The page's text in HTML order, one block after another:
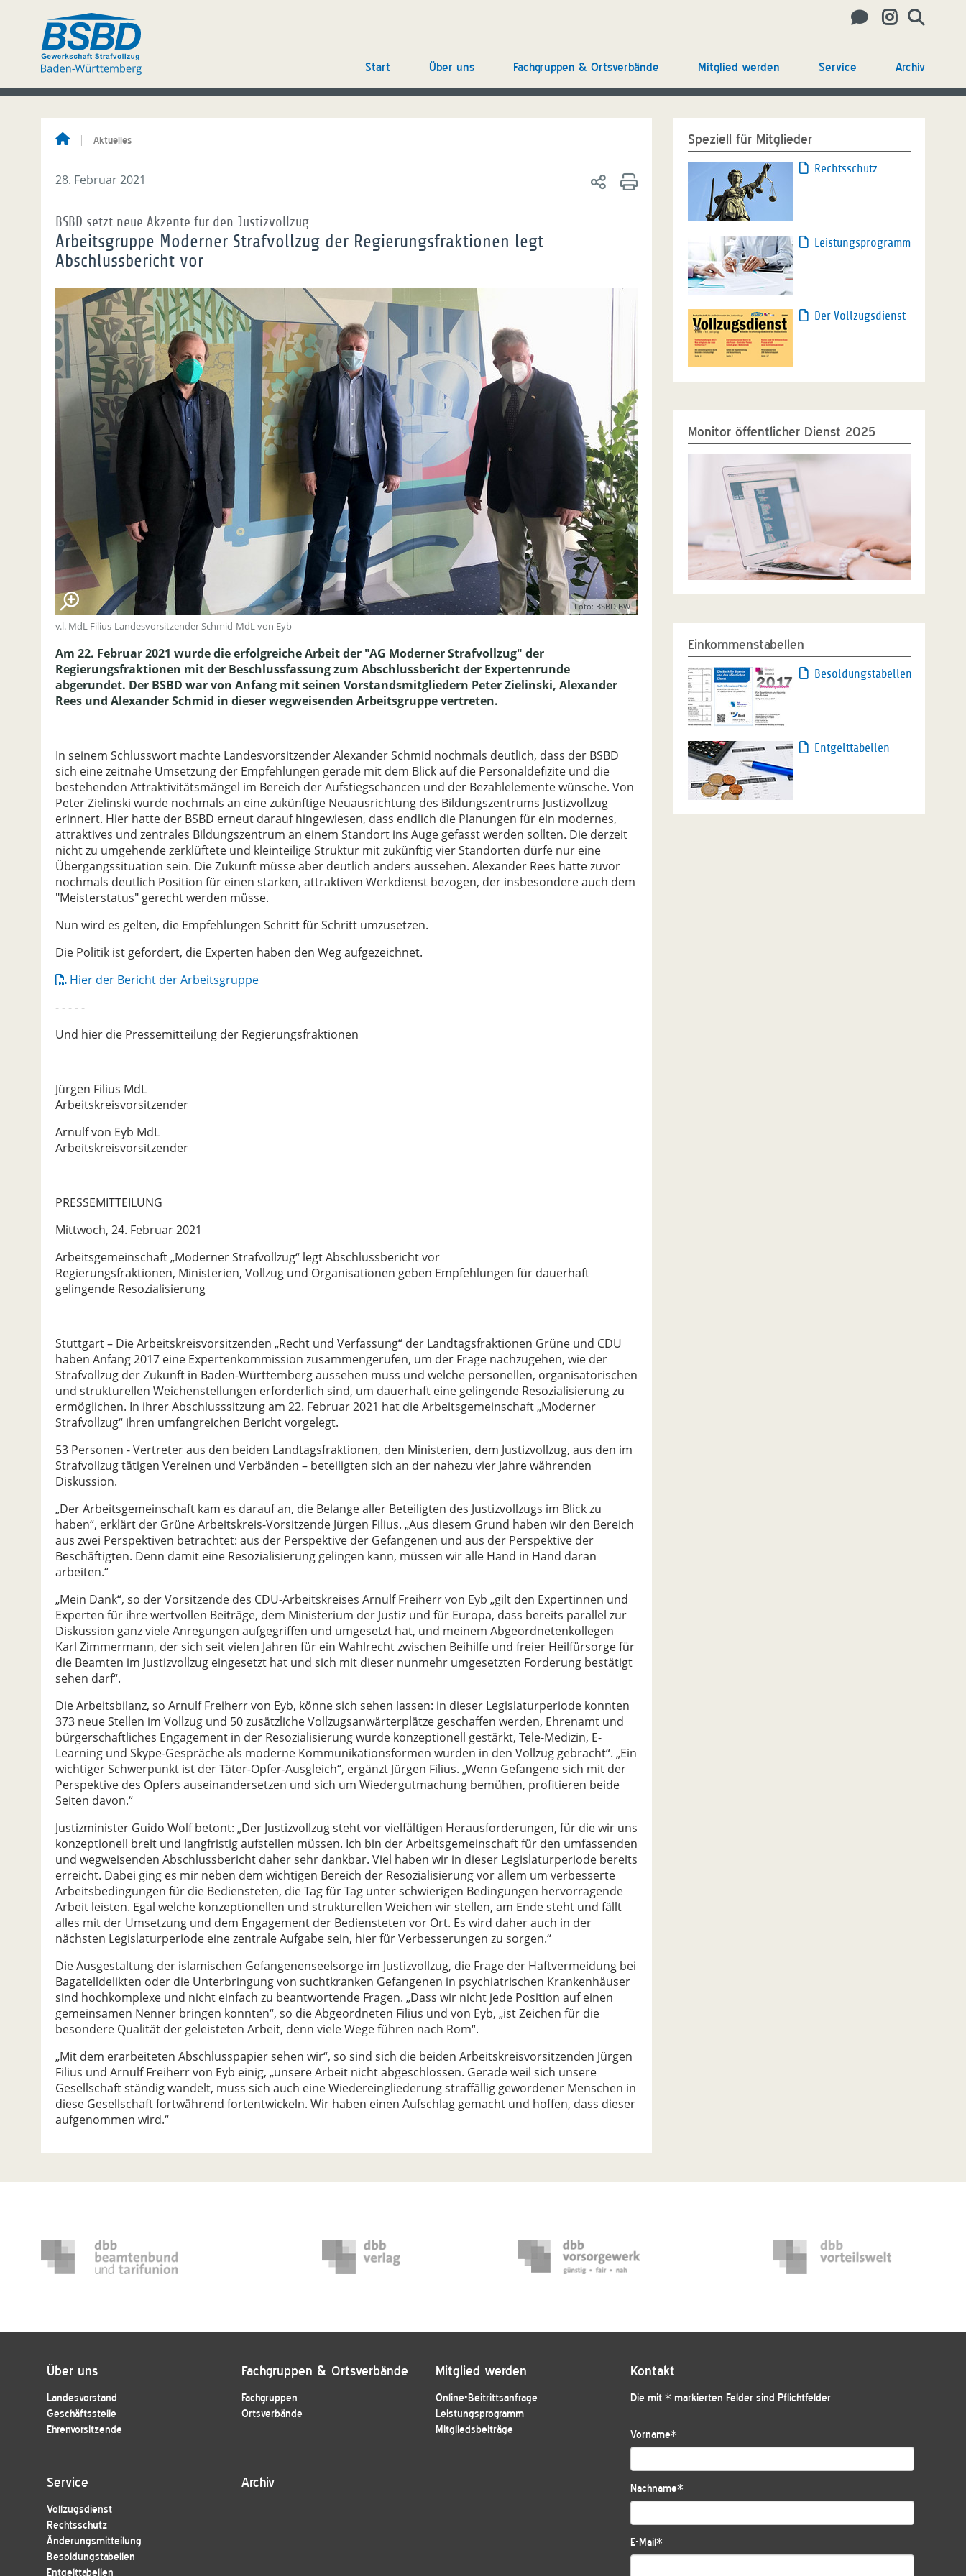
Start Über uns Fachgruppen & Ortsverbände Mitglied werden Service Archiv
Aktuelles
28. Februar 2021
BSBD setzt neue Akzente für den Justizvollzug
Arbeitsgruppe Moderner Strafvollzug der Regierungsfraktionen legt
Abschlussbericht vor
Foto: BSBD BW
v.l. MdL Filius-Landesvorsitzender Schmid-MdL von Eyb
Am 22. Februar 2021 wurde die erfolgreiche Arbeit der "AG Moderner Strafvollzug" der
Regierungsfraktionen mit der Beschlussfassung zum Abschlussbericht der Expertenrunde
abgerundet. Der BSBD war von Anfang mit seinen Vorstandsmitgliedern Peter Zielinski, Alexander
Rees und Alexander Schmid in dieser wegweisenden Arbeitsgruppe vertreten.
In seinem Schlusswort machte Landesvorsitzender Alexander Schmid nochmals deutlich, dass der BSBD
sich eine zeitnahe Umsetzung der Empfehlungen gerade mit dem Blick auf die Personaldefizite und die
bestehenden Attraktivitätsmängel im Bereich der Aufstiegschancen und der Bezahlelemente wünsche. Von
Peter Zielinski wurde nochmals an eine zukünftige Neuausrichtung des Bildungszentrums Justizvollzug
erinnert. Hier hatte der BSBD erneut darauf hingewiesen, dass endlich die Planungen für ein modernes,
attraktives und zentrales Bildungszentrum an einem Standort ins Auge gefasst werden sollten. Die derzeit
nicht zu umgehende zerklüftete und kleinteilige Struktur mit zukünftig vier Standorten dürfe nur eine
Übergangssituation sein. Die Zukunft müsse aber deutlich anders aussehen. Alexander Rees hatte zuvor
nochmals deutlich Position für einen starken, attraktiven Werkdienst bezogen, der insbesondere auch dem
"Meisterstatus" gerecht werden müsse.
Nun wird es gelten, die Empfehlungen Schritt für Schritt umzusetzen.
Die Politik ist gefordert, die Experten haben den Weg aufgezeichnet.
Hier der Bericht der Arbeitsgruppe
- - - - -
Und hier die Pressemitteilung der Regierungsfraktionen
Jürgen Filius MdL
Arbeitskreisvorsitzender
Arnulf von Eyb MdL
Arbeitskreisvorsitzender
PRESSEMITTEILUNG
Mittwoch, 24. Februar 2021
Arbeitsgemeinschaft „Moderner Strafvollzug“ legt Abschlussbericht vor
Regierungsfraktionen, Ministerien, Vollzug und Organisationen geben Empfehlungen für dauerhaft
gelingende Resozialisierung
Stuttgart – Die Arbeitskreisvorsitzenden „Recht und Verfassung“ der Landtagsfraktionen Grüne und CDU
haben Anfang 2017 eine Expertenkommission zusammengerufen, um der Frage nachzugehen, wie der
Strafvollzug der Zukunft in Baden-Württemberg aussehen muss und welche personellen, organisatorischen
und strukturellen Weichenstellungen erforderlich sind, um dauerhaft eine gelingende Resozialisierung zu
ermöglichen. In ihrer Abschlusssitzung am 22. Februar 2021 hat die Arbeitsgemeinschaft „Moderner
Strafvollzug“ ihren umfangreichen Bericht vorgelegt.
53 Personen - Vertreter aus den beiden Landtagsfraktionen, den Ministerien, dem Justizvollzug, aus den im
Strafvollzug tätigen Vereinen und Verbänden – beteiligten sich an der nahezu vier Jahre währenden
Diskussion.
„Der Arbeitsgemeinschaft kam es darauf an, die Belange aller Beteiligten des Justizvollzugs im Blick zu
haben“, erklärt der Grüne Arbeitskreis-Vorsitzende Jürgen Filius. „Aus diesem Grund haben wir den Bereich
aus zwei Perspektiven betrachtet: aus der Perspektive der Gefangenen und aus der Perspektive der
Beschäftigten. Denn damit eine Resozialisierung gelingen kann, müssen wir alle Hand in Hand daran
arbeiten.“
„Mein Dank“, so der Vorsitzende des CDU-Arbeitskreises Arnulf Freiherr von Eyb „gilt den Expertinnen und
Experten für ihre wertvollen Beiträge, dem Ministerium der Justiz und für Europa, dass bereits parallel zur
Diskussion ganz viele Anregungen aufgegriffen und umgesetzt hat, und meinem Abgeordnetenkollegen
Karl Zimmermann, der sich seit vielen Jahren für ein Wahlrecht zwischen Beihilfe und freier Heilfürsorge für
die Beamten im Justizvollzug eingesetzt hat und sich mit dieser nunmehr umgesetzten Forderung bestätigt
sehen darf“.
Die Arbeitsbilanz, so Arnulf Freiherr von Eyb, könne sich sehen lassen: in dieser Legislaturperiode konnten
373 neue Stellen im Vollzug und 50 zusätzliche Vollzugsanwärterplätze geschaffen werden, Ehrenamt und
bürgerschaftliches Engagement in der Resozialisierung wurde konzeptionell gestärkt, Tele-Medizin, E-
Learning und Skype-Gespräche als moderne Kommunikationsformen wurden in den Vollzug gebracht“. „Ein
wichtiger Schwerpunkt ist der Täter-Opfer-Ausgleich“, ergänzt Jürgen Filius. „Wenn Gefangene sich mit der
Perspektive des Opfers auseinandersetzen und sich um Wiedergutmachung bemühen, profitieren beide
Seiten davon.“
Justizminister Guido Wolf betont: „Der Justizvollzug steht vor vielfältigen Herausforderungen, für die wir uns
konzeptionell breit und langfristig aufstellen müssen. Ich bin der Arbeitsgemeinschaft für den umfassenden
und wegweisenden Abschlussbericht daher sehr dankbar. Viel haben wir in dieser Legislaturperiode bereits
erreicht. Dabei ging es mir neben dem wichtigen Bereich der Resozialisierung vor allem um verbesserte
Arbeitsbedingungen für die Bediensteten, die Tag für Tag unter schwierigen Bedingungen hervorragende
Arbeit leisten. Egal welche konzeptionellen und strukturellen Weichen wir stellen, am Ende steht und fällt
alles mit der Umsetzung und dem Engagement der Bediensteten vor Ort. Es wird daher auch in der
nächsten Legislaturperiode eine zentrale Aufgabe sein, hier für Verbesserungen zu sorgen.“
Die Ausgestaltung der islamischen Gefangenenseelsorge im Justizvollzug, die Frage der Haftvermeidung bei
Bagatelldelikten oder die Unterbringung von suchtkranken Gefangenen in psychiatrischen Krankenhäuser
sind hochkomplexe und nicht einfach zu beantwortende Fragen. „Dass wir nicht jede Position auf einen
gemeinsamen Nenner bringen konnten“, so die Abgeordneten Filius und von Eyb, „ist Zeichen für die
besondere Qualität der geleisteten Arbeit, denn viele Wege führen nach Rom“.
„Mit dem erarbeiteten Abschlusspapier sehen wir“, so sind sich die beiden Arbeitskreisvorsitzenden Jürgen
Filius und Arnulf Freiherr von Eyb einig, „unsere Arbeit nicht abgeschlossen. Gerade weil sich unsere
Gesellschaft ständig wandelt, muss sich auch eine Wiedereingliederung straffällig gewordener Menschen in
diese Gesellschaft fortwährend fortentwickeln. Wir haben einen Aufschlag gemacht und hoffen, dass dieser
aufgenommen wird.“
Speziell für Mitglieder
Rechtsschutz
Leistungsprogramm
Der Vollzugsdienst
Monitor öffentlicher Dienst 2025
Einkommenstabellen
Besoldungstabellen
Entgelttabellen
Über uns
Landesvorstand
Geschäftsstelle
Ehrenvorsitzende
Fachgruppen & Ortsverbände
Fachgruppen
Ortsverbände
Mitglied werden
Online-Beitrittsanfrage
Leistungsprogramm
Mitgliedsbeiträge
Service
Vollzugsdienst
Rechtsschutz
Änderungsmitteilung
Besoldungstabellen
Entgelttabellen
Archiv
Kontakt
Die mit * markierten Felder sind Pflichtfelder
Vorname*
Nachname*
E-Mail*